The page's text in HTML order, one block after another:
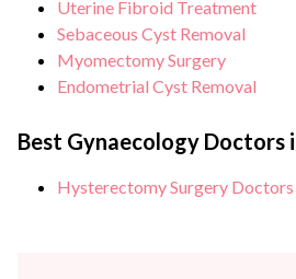
Uterine Fibroid Treatment
Sebaceous Cyst Removal
Myomectomy Surgery
Endometrial Cyst Removal
Best Gynaecology Doctors
Hysterectomy Surgery Doctors